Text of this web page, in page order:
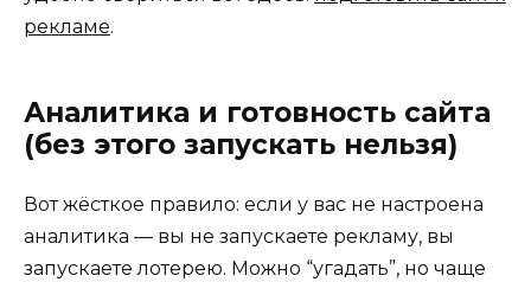
рекламе.
Аналитика и готовность сайта
(без этого запускать нельзя)
Вот жёсткое правило: если у вас не настроена
аналитика — вы не запускаете рекламу, вы
запускаете лотерею. Можно “угадать”, но чаще